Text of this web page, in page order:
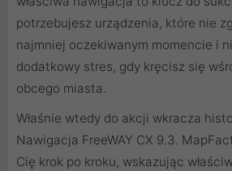
potrzebujesz urządzenia, które nie
najmniej oczekiwanym momencie i
dodatkowy stres, gdy kręcisz się
obcego miasta.
Właśnie wtedy do akcji wkracza
Nawigacja FreeWAY CX 9.3.
Cię krok po kroku, wskazując